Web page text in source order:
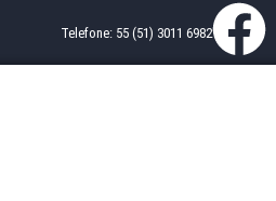
Telefone: 55 (51) 3011 6982